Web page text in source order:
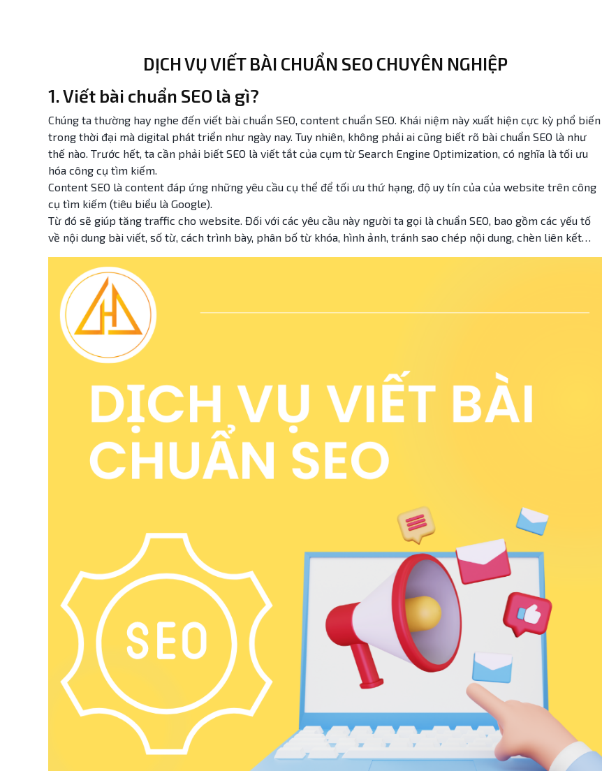
DỊCH VỤ VIẾT BÀI CHUẨN SEO CHUYÊN NGHIỆP
1. Viết bài chuẩn SEO là gì?
Chúng ta thường hay nghe đến viết bài chuẩn SEO, content chuẩn SEO. Khái niệm này xuất hiện cực kỳ phổ biến
trong thời đại mà digital phát triển như ngày nay. Tuy nhiên, không phải ai cũng biết rõ bài chuẩn SEO là như
thế nào. Trước hết, ta cần phải biết SEO là viết tắt của cụm từ Search Engine Optimization, có nghĩa là tối ưu
hóa công cụ tìm kiếm.
Content SEO là content đáp ứng những yêu cầu cụ thể để tối ưu thứ hạng, độ uy tín của của website trên công
cụ tìm kiếm (tiêu biểu là Google).
Từ đó sẽ giúp tăng traffic cho website. Đối với các yêu cầu này người ta gọi là chuẩn SEO, bao gồm các yếu tố
về nội dung bài viết, số từ, cách trình bày, phân bố từ khóa, hình ảnh, tránh sao chép nội dung, chèn liên kết…